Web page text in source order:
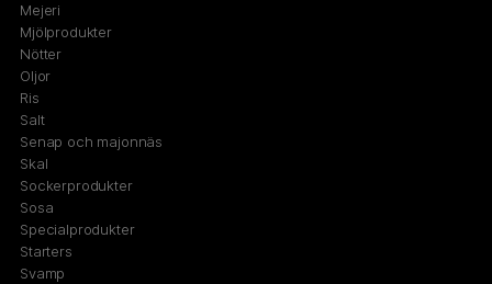
Mejeri
Mjölprodukter
Nötter
Oljor
Ris
Salt
Senap och majonnäs
Skal
Sockerprodukter
Sosa
Specialprodukter
Starters
Svamp